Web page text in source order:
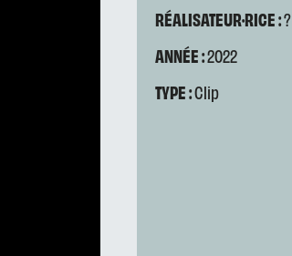
RÉALISATEUR·RICE :?
ANNÉE :2022
TYPE :Clip